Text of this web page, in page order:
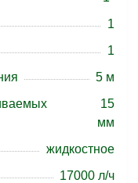
1
1
5 м
15
мм
жидкостное
17000 л/ч